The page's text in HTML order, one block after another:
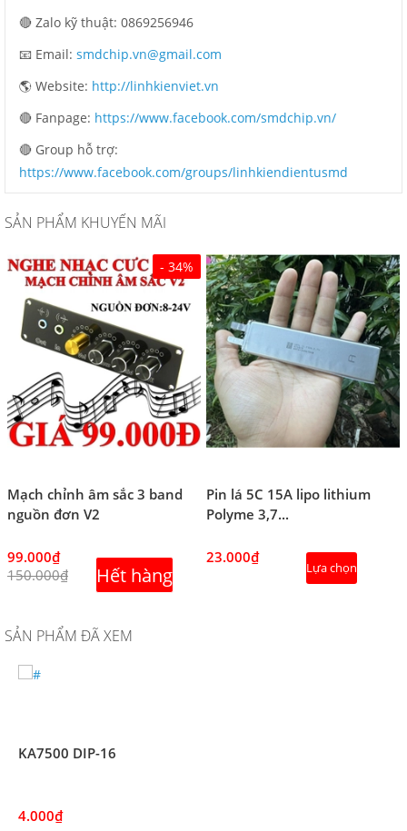
🔴 Zalo kỹ thuật: 0869256946
📧 Email: smdchip.vn@gmail.com
🌎 Website: http://linhkienviet.vn
🔴 Fanpage: https://www.facebook.com/smdchip.vn/
🔴 Group hỗ trợ:
https://www.facebook.com/groups/linhkiendientusmd
SẢN PHẨM KHUYẾN MÃI
- 34%
Mạch chỉnh âm sắc 3 band
nguồn đơn V2
99.000₫
150.000₫
Hết hàng
Pin lá 5C 15A lipo lithium
Polyme 3,7...
23.000₫
Lựa chọn
SẢN PHẨM ĐÃ XEM
KA7500 DIP-16
4.000₫